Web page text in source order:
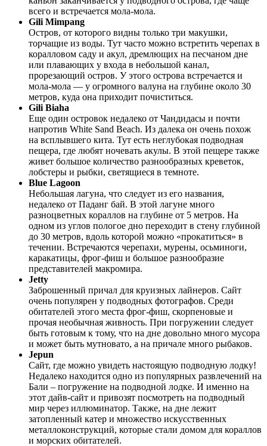
всего и встречается мола-мола.
Gili Mimpang
Остров, от которого видны только три макушки,
торчащие из воды. Тут часто можно встретить черепах в
коралловом саду и акул, дремлющих на песчаном дне
или плавающих у входа в небольшой канал,
прорезающий остров. У этого острова встречается и
мола-мола — у огромного валуна на глубине около 30
метров, куда она приходит почиститься.
Gili Biaha
Еще один островок недалеко от Чандидасы и почти
напротив White Sand Beach. Из далека он очень похож
на всплывшего кита. Тут есть неглубокая подводная
пещера, где любят ночевать акулы. В этой пещере также
живет большое количество разнообразных креветок,
лобстеры и рыбки, светящиеся в темноте.
Blue Lagoon
Небольшая лагуна, что следует из его названия,
недалеко от Паданг бай. В этой лагуне много
разноцветных кораллов на глубине от 5 метров. На
одном из углов пологое дно переходит в стену глубиной
до 30 метров, вдоль которой можно «прокатиться» в
течении. Встречаются черепахи, мурены, осьминоги,
каракатицы, фрог-фиш и большое разнообразие
представителей макромира.
Jetty
Заброшенный причал для круизных лайнеров. Сайт
очень популярен у подводных фотографов. Среди
обитателей этого места фрог-фиш, скорпеновые и
прочая необычная живность. При погружении следует
быть готовым к тому, что на дне довольно много мусора
и может быть мутновато, а на причале много рыбаков.
Jepun
Сайт, где можно увидеть настоящую подводную лодку!
Недалеко находится одно из популярных развлечений на
Бали – погружение на подводной лодке. И именно на
этот дайв-сайт и привозят посмотреть на подводный
мир через иллюминатор. Также, на дне лежит
затопленный катер и множество искусственных
металлоконструкций, которые стали домом для кораллов
и морских обитателей.